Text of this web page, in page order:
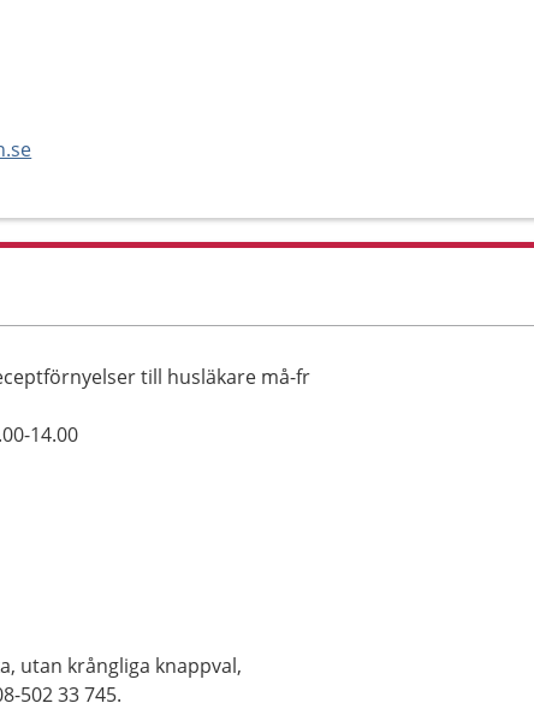
till husläkare må-fr
14.00
utan krångliga knappval,
502 33 745.